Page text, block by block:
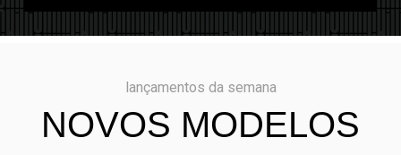
lançamentos da semana
NOVOS MODELOS